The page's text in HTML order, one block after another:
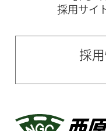
採用サイ
採